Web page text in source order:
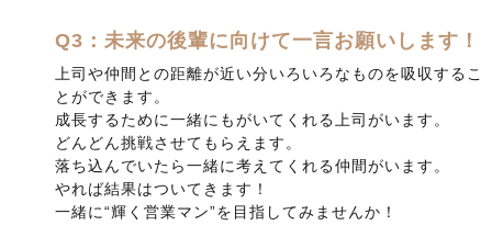
Q3：未来の後輩に向けて一言お願いします！
上司や仲間との距離が近い分いろいろなものを吸収するこ
とができます。
成長するために一緒にもがいてくれる上司がいます。
どんどん挑戦させてもらえます。
落ち込んでいたら一緒に考えてくれる仲間がいます。
やれば結果はついてきます！
一緒に“輝く営業マン”を目指してみませんか！